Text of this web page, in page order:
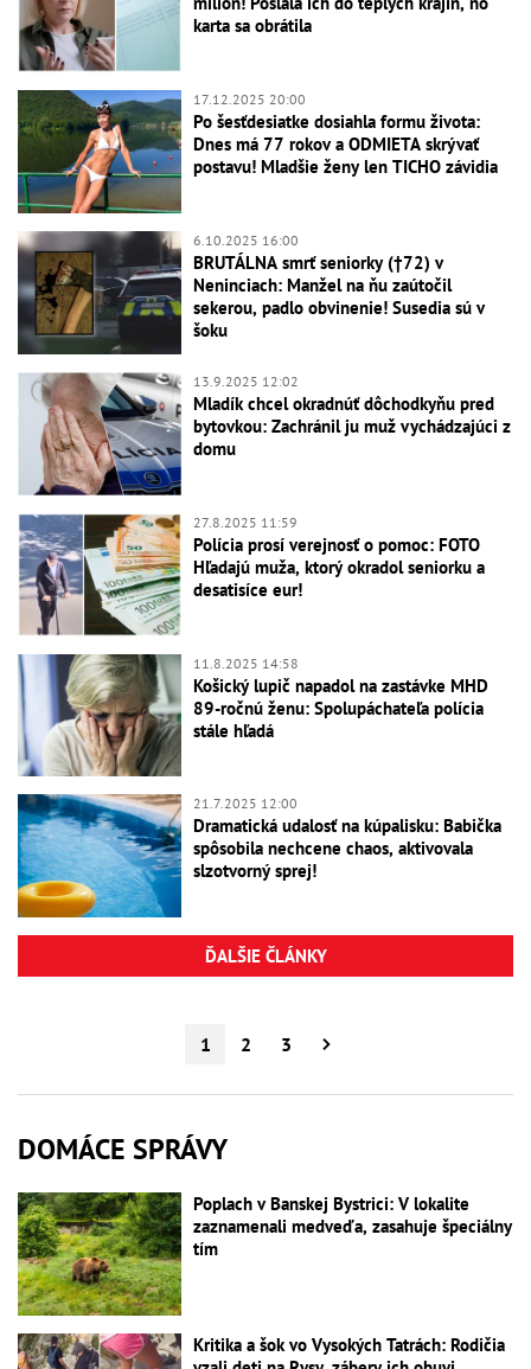
karta sa obrátila
17.12.2025 20:00
Po šesťdesiatke dosiahla formu života:
Dnes má 77 rokov a ODMIETA skrývať
postavu! Mladšie ženy len TICHO závidia
6.10.2025 16:00
BRUTÁLNA smrť seniorky (†72) v
Neninciach: Manžel na ňu zaútočil
sekerou, padlo obvinenie! Susedia sú v
šoku
13.9.2025 12:02
Mladík chcel okradnúť dôchodkyňu pred
bytovkou: Zachránil ju muž vychádzajúci z
domu
27.8.2025 11:59
Polícia prosí verejnosť o pomoc: FOTO
Hľadajú muža, ktorý okradol seniorku a
desatisíce eur!
11.8.2025 14:58
Košický lupič napadol na zastávke MHD
89-ročnú ženu: Spolupáchateľa polícia
stále hľadá
21.7.2025 12:00
Dramatická udalosť na kúpalisku: Babička
spôsobila nechcene chaos, aktivovala
slzotvorný sprej!
ĎALŠIE ČLÁNKY
1 2 3
DOMÁCE SPRÁVY
Poplach v Banskej Bystrici: V lokalite
zaznamenali medveďa, zasahuje špeciálny
tím
Kritika a šok vo Vysokých Tatrách: Rodičia